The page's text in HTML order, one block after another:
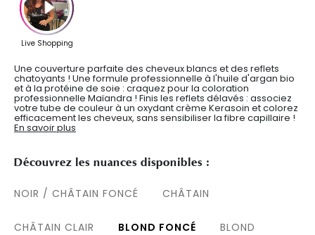
Une couverture parfaite des cheveux blancs et des reflets
chatoyants ! Une formule professionnelle à l'huile d'argan bio
et à la protéine de soie : craquez pour la coloration
professionnelle Maïandra ! Finis les reflets délavés : associez
votre tube de couleur à un oxydant crème Kerasoin et colorez
efficacement les cheveux, sans sensibiliser la fibre capillaire !
En savoir plus
Découvrez les nuances disponibles :
NOIR / CHÂTAIN FONCÉ CHÂTAIN
CHÂTAIN CLAIR BLOND FONCÉ BLOND